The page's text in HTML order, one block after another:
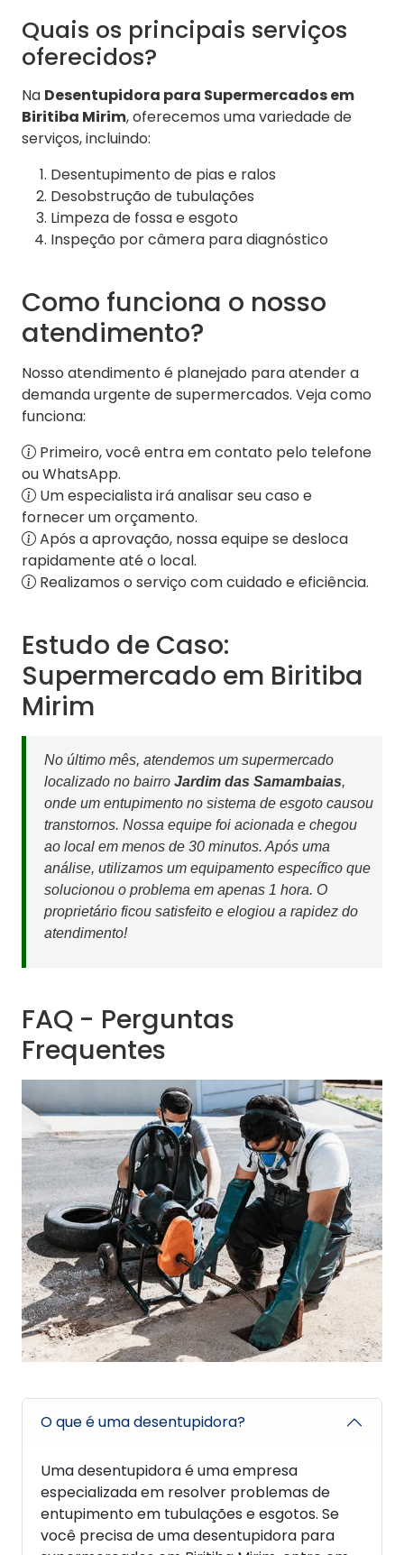
Quais os principais serviços
oferecidos?
Na Desentupidora para Supermercados em
Biritiba Mirim, oferecemos uma variedade de
serviços, incluindo:
Desentupimento de pias e ralos
Desobstrução de tubulações
Limpeza de fossa e esgoto
Inspeção por câmera para diagnóstico
Como funciona o nosso
atendimento?
Nosso atendimento é planejado para atender a
demanda urgente de supermercados. Veja como
funciona:
Primeiro, você entra em contato pelo telefone
ou WhatsApp.
Um especialista irá analisar seu caso e
fornecer um orçamento.
Após a aprovação, nossa equipe se desloca
rapidamente até o local.
Realizamos o serviço com cuidado e eficiência.
Estudo de Caso:
Supermercado em Biritiba
Mirim
No último mês, atendemos um supermercado
localizado no bairro Jardim das Samambaias,
onde um entupimento no sistema de esgoto causou
transtornos. Nossa equipe foi acionada e chegou
ao local em menos de 30 minutos. Após uma
análise, utilizamos um equipamento específico que
solucionou o problema em apenas 1 hora. O
proprietário ficou satisfeito e elogiou a rapidez do
atendimento!
FAQ - Perguntas
Frequentes
O que é uma desentupidora?
Uma desentupidora é uma empresa
especializada em resolver problemas de
entupimento em tubulações e esgotos. Se
você precisa de uma desentupidora para